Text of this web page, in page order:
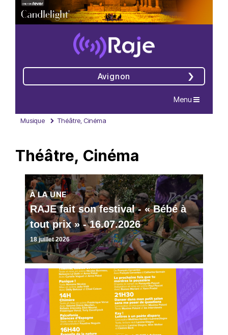
Avignon
Navigation
Menu
Musique Théâtre, Cinéma
Théâtre, Cinéma
À LA UNE
RAJE fait son festival - « Bébé à
tout prix » - 16.07.2026
18 juillet 2026